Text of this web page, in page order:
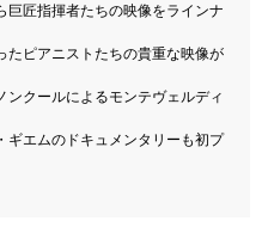
巨匠指揮者たちの映像をラインナ
たピアニストたちの貴重な映像が
クールによるモンテヴェルディ
ギエムのドキュメンタリーも初プ